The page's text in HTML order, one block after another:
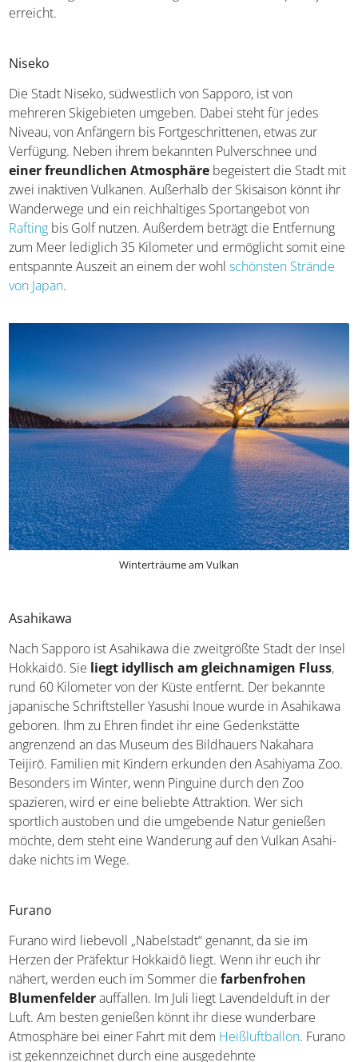
erreicht.
Niseko
Die Stadt Niseko, südwestlich von Sapporo, ist von
mehreren Skigebieten umgeben. Dabei steht für jedes
Niveau, von Anfängern bis Fortgeschrittenen, etwas zur
Verfügung. Neben ihrem bekannten Pulverschnee und
einer freundlichen Atmosphäre begeistert die Stadt mit
zwei inaktiven Vulkanen. Außerhalb der Skisaison könnt ihr
Wanderwege und ein reichhaltiges Sportangebot von
Rafting bis Golf nutzen. Außerdem beträgt die Entfernung
zum Meer lediglich 35 Kilometer und ermöglicht somit eine
entspannte Auszeit an einem der wohlschönsten Strände
von Japan.
Winterträume am Vulkan
Asahikawa
Nach Sapporo ist Asahikawa die zweitgrößte Stadt der Insel
Hokkaidō. Sie liegt idyllisch am gleichnamigen Fluss,
rund 60 Kilometer von der Küste entfernt. Der bekannte
japanische Schriftsteller Yasushi Inoue wurde in Asahikawa
geboren. Ihm zu Ehren findet ihr eine Gedenkstätte
angrenzend an das Museum des Bildhauers Nakahara
Teijirō. Familien mit Kindern erkunden den Asahiyama Zoo.
Besonders im Winter, wenn Pinguine durch den Zoo
spazieren, wird er eine beliebte Attraktion. Wer sich
sportlich austoben und die umgebende Natur genießen
möchte, dem steht eine Wanderung auf den Vulkan Asahi-
dake nichts im Wege.
Furano
Furano wird liebevoll „Nabelstadt“ genannt, da sie im
Herzen der Präfektur Hokkaidō liegt. Wenn ihr euch ihr
nähert, werden euch im Sommer diefarbenfrohen
Blumenfelderauffallen. Im Juli liegt Lavendelduft in der
Luft. Am besten genießen könnt ihr diese wunderbare
Atmosphäre bei einer Fahrt mit dem Heißluftballon. Furano
ist gekennzeichnet durch eine ausgedehnte